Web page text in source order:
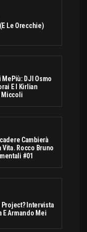
Le Orecchie)
MePiù: DJI Osmo
E I Kirlian
Miccoli
Cambierà
Vita. Rocco Bruno
#01
Project? Intervista
E Armando Mei